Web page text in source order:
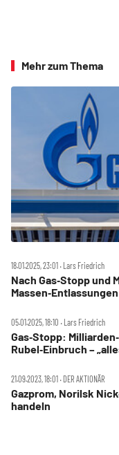
Mehr zum Thema
18.01.2025, 23:01 ‧ Lars Friedrich
Nach Gas‑Stopp und
05.01.2025, 18:10 ‧ Lars Friedrich
Gas‑Stopp:
Rubel‑Einbruch –
21.09.2023, 18:01 ‧ DER AKTIONÄR
Gazprom, Norilsk
handeln